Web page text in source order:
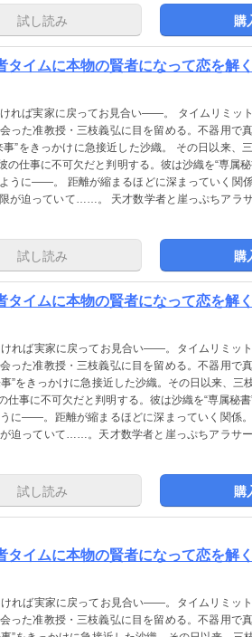
試し読み 購
タイムに本物の賢者になって恋を解
れば実家に戻ってお見合い――。 タイムリミッ
った准教授・三枝義弘に目を留める。不器用で
”をきっかけに急接近した沙織。 その日以来、
の仕事に不可欠だと判明する。彼は沙織を“専属
うに――。 距離が縮まるほどに深まっていく関
が迫っていて……。 天才数学者と崖っぷちアラ
試し読み 購
タイムに本物の賢者になって恋を解
れば実家に戻ってお見合い――。タイムリミッ
った准教授・三枝義弘に目を留める。不器用で
”をきっかけに急接近した沙織。その日以来、三
仕事に不可欠だと判明する。彼は沙織を“専属秘
に――。距離が縮まるほどに深まっていく関係
迫っていて……。天才数学者と崖っぷちアラサー
試し読み 購
タイムに本物の賢者になって恋を解
れば実家に戻ってお見合い――。タイムリミッ
った准教授・三枝義弘に目を留める。不器用で